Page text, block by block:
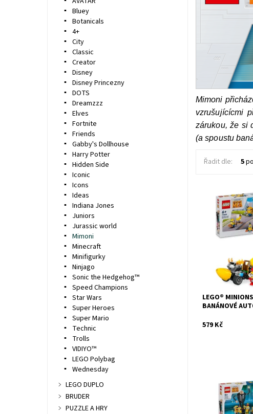
Mimoni
vzrušujícícmi
zárukou, že si
(a spoustu
Řadit dle: 5
Darujte
dílny studia
zábavnými
banánovým
LEGO®
BANÁNOVÉ
579 Kč
Pohyblivá
figurkou Grua
Bluey
Botanicals
4+
City
Classic
Creator
Disney
Disney Princezny
DOTS
Dreamzzz
Elves
Fortnite
Friends
Gabby's Dollhouse
Harry Potter
Hidden Side
Iconic
Icons
Ideas
Indiana Jones
Juniors
Jurassic world
Mimoni
Minecraft
Minifigurky
Ninjago
Sonic the Hedgehog™
Speed Champions
Star Wars
Super Heroes
Super Mario
Technic
Trolls
VIDIYO™
LEGO Polybag
Wednesday
LEGO DUPLO
BRUDER
PUZZLE A HRY